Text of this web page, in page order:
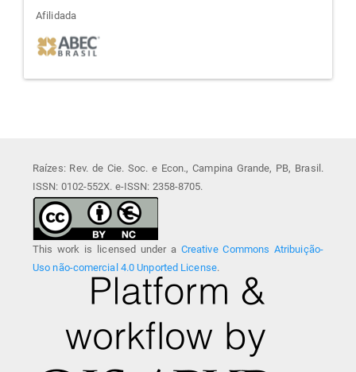
afiliada
Afilidada
Raízes: Rev. de Cie. Soc. e Econ., Campina Grande, PB, Brasil.
ISSN: 0102-552X. e-ISSN: 2358-8705.
This work is licensed under a Creative Commons Atribuição-
Uso não-comercial 4.0 Unported License.